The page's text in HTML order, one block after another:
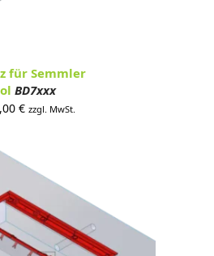
für Semmler
BD7xxx
€
€Aktueller
zzgl. MwSt.